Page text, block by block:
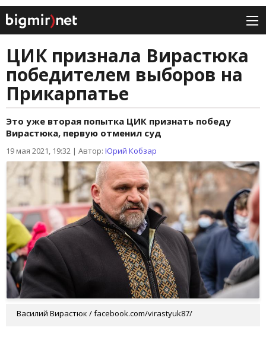
ЦИК признала Вирастюка
победителем выборов на
Прикарпатье
Это уже вторая попытка ЦИК признать победу
Вирастюка, первую отменил суд
19 мая 2021, 19:32 | Автор: Юрий Кобзар
Василий Вирастюк / facebook.com/virastyuk87/